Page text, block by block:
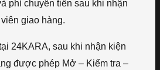
phí chuyển tiền sau khi nhận
giao hàng.
24KARA, sau khi nhận kiện
được phép Mở – Kiểm tra –